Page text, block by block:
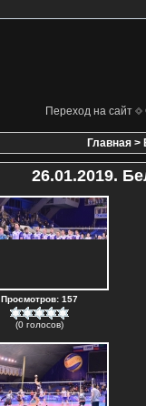
Переход на сайт
Главная>
26.01.2019.
Просмотров: 157
(0 голосов)